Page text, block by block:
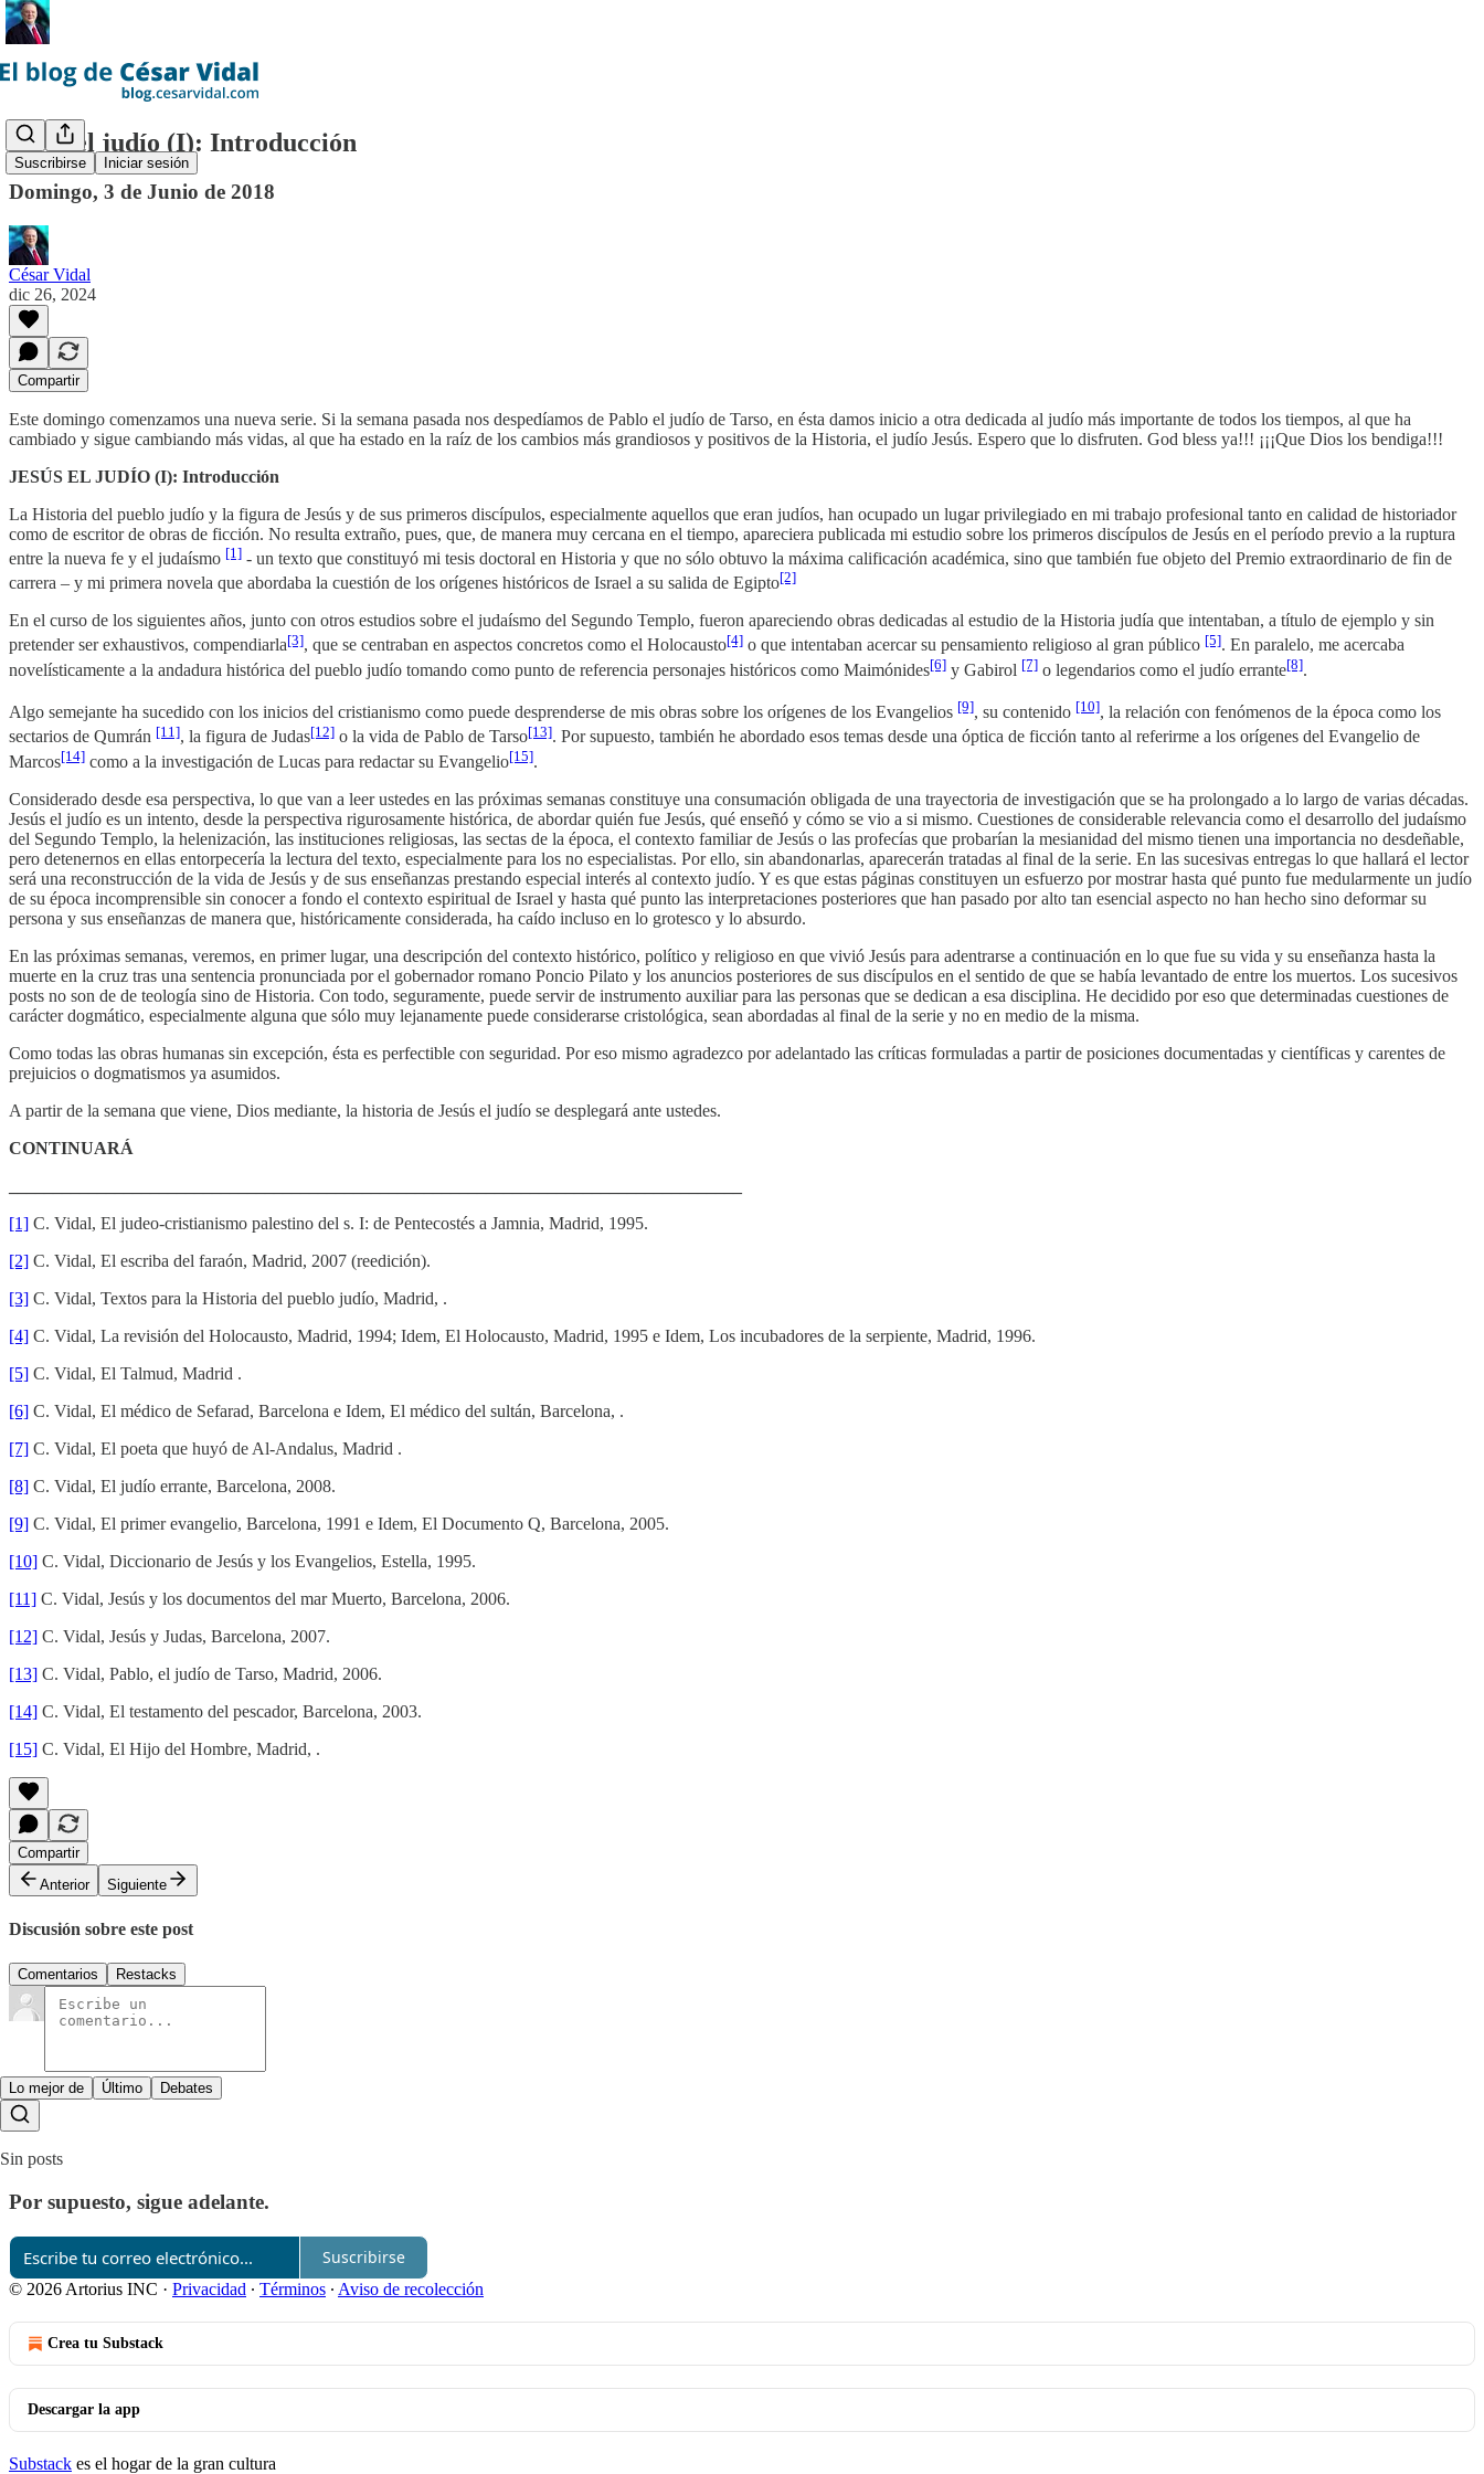
Suscribirse Iniciar sesión
Jesús el judío (I): Introducción
Domingo, 3 de Junio de 2018
César Vidal
dic 26, 2024
Compartir
Este domingo comenzamos una nueva serie. Si la semana pasada nos despedíamos de Pablo el judío de Tarso, en ésta damos inicio a otra dedicada al judío más importante de todos los tiempos, al que ha
cambiado y sigue cambiando más vidas, al que ha estado en la raíz de los cambios más grandiosos y positivos de la Historia, el judío Jesús. Espero que lo disfruten. God bless ya!!! ¡¡¡Que Dios los bendiga!!!
JESÚS EL JUDÍO (I): Introducción
La Historia del pueblo judío y la figura de Jesús y de sus primeros discípulos, especialmente aquellos que eran judíos, han ocupado un lugar privilegiado en mi trabajo profesional tanto en calidad de historiador
como de escritor de obras de ficción. No resulta extraño, pues, que, de manera muy cercana en el tiempo, apareciera publicada mi estudio sobre los primeros discípulos de Jesús en el período previo a la ruptura
entre la nueva fe y el judaísmo [1] - un texto que constituyó mi tesis doctoral en Historia y que no sólo obtuvo la máxima calificación académica, sino que también fue objeto del Premio extraordinario de fin de
carrera – y mi primera novela que abordaba la cuestión de los orígenes históricos de Israel a su salida de Egipto[2]
En el curso de los siguientes años, junto con otros estudios sobre el judaísmo del Segundo Templo, fueron apareciendo obras dedicadas al estudio de la Historia judía que intentaban, a título de ejemplo y sin
pretender ser exhaustivos, compendiarla[3], que se centraban en aspectos concretos como el Holocausto[4] o que intentaban acercar su pensamiento religioso al gran público [5]. En paralelo, me acercaba
novelísticamente a la andadura histórica del pueblo judío tomando como punto de referencia personajes históricos como Maimónides[6] y Gabirol [7] o legendarios como el judío errante[8].
Algo semejante ha sucedido con los inicios del cristianismo como puede desprenderse de mis obras sobre los orígenes de los Evangelios [9], su contenido [10], la relación con fenómenos de la época como los
sectarios de Qumrán [11], la figura de Judas[12] o la vida de Pablo de Tarso[13]. Por supuesto, también he abordado esos temas desde una óptica de ficción tanto al referirme a los orígenes del Evangelio de
Marcos[14] como a la investigación de Lucas para redactar su Evangelio[15].
Considerado desde esa perspectiva, lo que van a leer ustedes en las próximas semanas constituye una consumación obligada de una trayectoria de investigación que se ha prolongado a lo largo de varias décadas.
Jesús el judío es un intento, desde la perspectiva rigurosamente histórica, de abordar quién fue Jesús, qué enseñó y cómo se vio a si mismo. Cuestiones de considerable relevancia como el desarrollo del judaísmo
del Segundo Templo, la helenización, las instituciones religiosas, las sectas de la época, el contexto familiar de Jesús o las profecías que probarían la mesianidad del mismo tienen una importancia no desdeñable,
pero detenernos en ellas entorpecería la lectura del texto, especialmente para los no especialistas. Por ello, sin abandonarlas, aparecerán tratadas al final de la serie. En las sucesivas entregas lo que hallará el lector
será una reconstrucción de la vida de Jesús y de sus enseñanzas prestando especial interés al contexto judío. Y es que estas páginas constituyen un esfuerzo por mostrar hasta qué punto fue medularmente un judío
de su época incomprensible sin conocer a fondo el contexto espiritual de Israel y hasta qué punto las interpretaciones posteriores que han pasado por alto tan esencial aspecto no han hecho sino deformar su
persona y sus enseñanzas de manera que, históricamente considerada, ha caído incluso en lo grotesco y lo absurdo.
En las próximas semanas, veremos, en primer lugar, una descripción del contexto histórico, político y religioso en que vivió Jesús para adentrarse a continuación en lo que fue su vida y su enseñanza hasta la
muerte en la cruz tras una sentencia pronunciada por el gobernador romano Poncio Pilato y los anuncios posteriores de sus discípulos en el sentido de que se había levantado de entre los muertos. Los sucesivos
posts no son de de teología sino de Historia. Con todo, seguramente, puede servir de instrumento auxiliar para las personas que se dedican a esa disciplina. He decidido por eso que determinadas cuestiones de
carácter dogmático, especialmente alguna que sólo muy lejanamente puede considerarse cristológica, sean abordadas al final de la serie y no en medio de la misma.
Como todas las obras humanas sin excepción, ésta es perfectible con seguridad. Por eso mismo agradezco por adelantado las críticas formuladas a partir de posiciones documentadas y científicas y carentes de
prejuicios o dogmatismos ya asumidos.
A partir de la semana que viene, Dios mediante, la historia de Jesús el judío se desplegará ante ustedes.
CONTINUARÁ
[1] C. Vidal, El judeo-cristianismo palestino del s. I: de Pentecostés a Jamnia, Madrid, 1995.
[2] C. Vidal, El escriba del faraón, Madrid, 2007 (reedición).
[3] C. Vidal, Textos para la Historia del pueblo judío, Madrid, .
[4] C. Vidal, La revisión del Holocausto, Madrid, 1994; Idem, El Holocausto, Madrid, 1995 e Idem, Los incubadores de la serpiente, Madrid, 1996.
[5] C. Vidal, El Talmud, Madrid .
[6] C. Vidal, El médico de Sefarad, Barcelona e Idem, El médico del sultán, Barcelona, .
[7] C. Vidal, El poeta que huyó de Al-Andalus, Madrid .
[8] C. Vidal, El judío errante, Barcelona, 2008.
[9] C. Vidal, El primer evangelio, Barcelona, 1991 e Idem, El Documento Q, Barcelona, 2005.
[10] C. Vidal, Diccionario de Jesús y los Evangelios, Estella, 1995.
[11] C. Vidal, Jesús y los documentos del mar Muerto, Barcelona, 2006.
[12] C. Vidal, Jesús y Judas, Barcelona, 2007.
[13] C. Vidal, Pablo, el judío de Tarso, Madrid, 2006.
[14] C. Vidal, El testamento del pescador, Barcelona, 2003.
[15] C. Vidal, El Hijo del Hombre, Madrid, .
Compartir
Anterior
Siguiente
Discusión sobre este post
Comentarios Restacks
Lo mejor de Último Debates
Sin posts
Por supuesto, sigue adelante.
Suscribirse
© 2026 Artorius INC · Privacidad ∙ Términos ∙ Aviso de recolección
Crea tu Substack
Descargar la app
Substack es el hogar de la gran cultura